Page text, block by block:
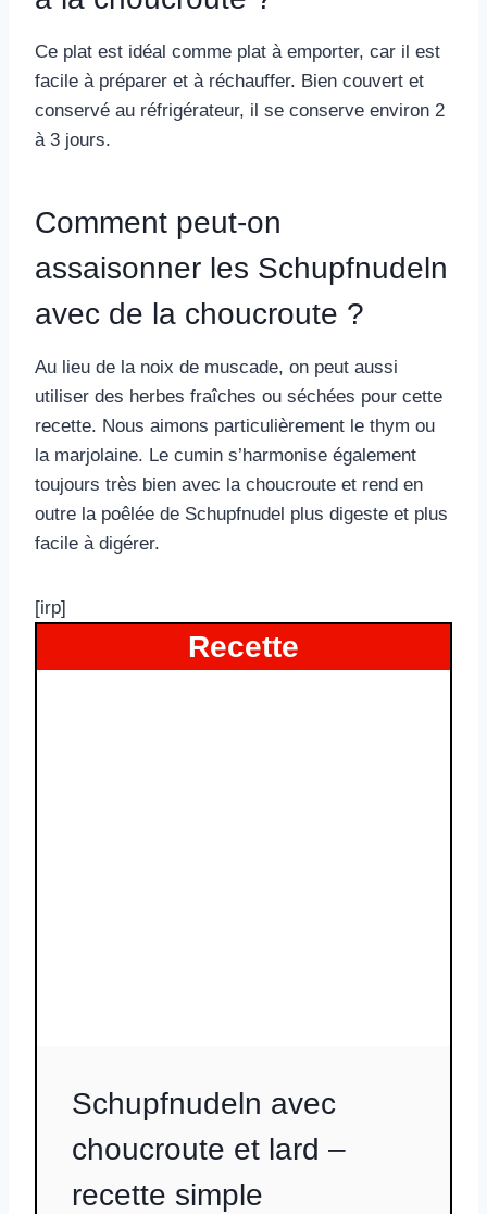
Ce plat est idéal comme plat à emporter, car il est
facile à préparer et à réchauffer. Bien couvert et
conservé au réfrigérateur, il se conserve environ 2
à 3 jours.
Comment peut-on
assaisonner les Schupfnudeln
avec de la choucroute ?
Au lieu de la noix de muscade, on peut aussi
utiliser des herbes fraîches ou séchées pour cette
recette. Nous aimons particulièrement le thym ou
la marjolaine. Le cumin s’harmonise également
toujours très bien avec la choucroute et rend en
outre la poêlée de Schupfnudel plus digeste et plus
facile à digérer.
[irp]
Recette
Schupfnudeln avec
choucroute et lard –
recette simple